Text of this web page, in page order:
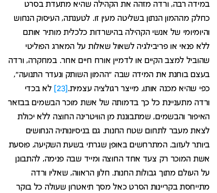
במידה רבה, ורדה מזהה את הקהילה שהיא מתעדת בסרט
כחלק מההמון הנתון בשליטה מעין זו. לטענתה, העיסוק הנחוש
והיומיומי של אנשי הקהילה בהישרדות כלכלית מותיר אותם
ללא פנאי או פריבילגיה לשאול שאלות על המארג הפוליטי
שהוביל למצב הקיים או לדמיין אורח חיים אחר. במחקרה, ורדה
בעצם בוחנת את המידה שבה "ההמון השותק ונעדר התנועה",
כפי שהיא מכנה אותו, מייצר רגולציה עצמית. [23]
לא בכדי
ורדה מתעניינת כל כך בדמותה של אשת מוכר הבשמים בבזאר
האיפור והבשמים, שמתבוננת מן הוויטרינה החוצה ללא יכולת
לצאת מעבר לתחום שטח החנות. גם בניסיונותיה הנחושים
ביותר לעזוב, המתרחשים באופן שגרתי בשעת השקיעה, פוסעת
אשת המוכר רק צעד אחד החוצה ומייד שבה פנימה, להתבונן
על העולם מתוך גבולות החנות. חלון הראווה, שאליו ורדה
מתייחסת בקריינות הסרט כאל מסך תיאטרון שעולה כל בוקר